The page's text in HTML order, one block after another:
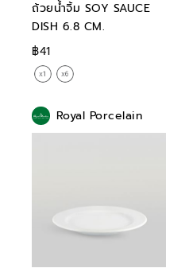
ถ้วยน้ำจิ้ม SOY SAUCE
DISH 6.8 CM.
฿41
Royal Porcelain